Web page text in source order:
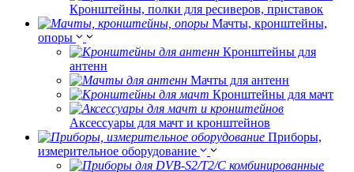
Кронштейны, полки для ресиверов, приставок
Мачты, кронштейны,
опоры
Кронштейны для
антенн
Мачты для антенн
Кронштейны для мачт
Аксессуары для мачт и кронштейнов
Приборы,
измерительное оборудование